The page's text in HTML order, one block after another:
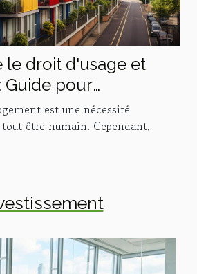
le droit d'usage et
Guide pour
et locataires
est une nécessité
être humain. Cependant,